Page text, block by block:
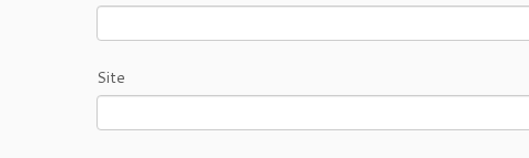
Site